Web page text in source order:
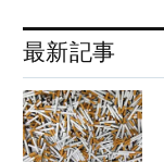
最新記事